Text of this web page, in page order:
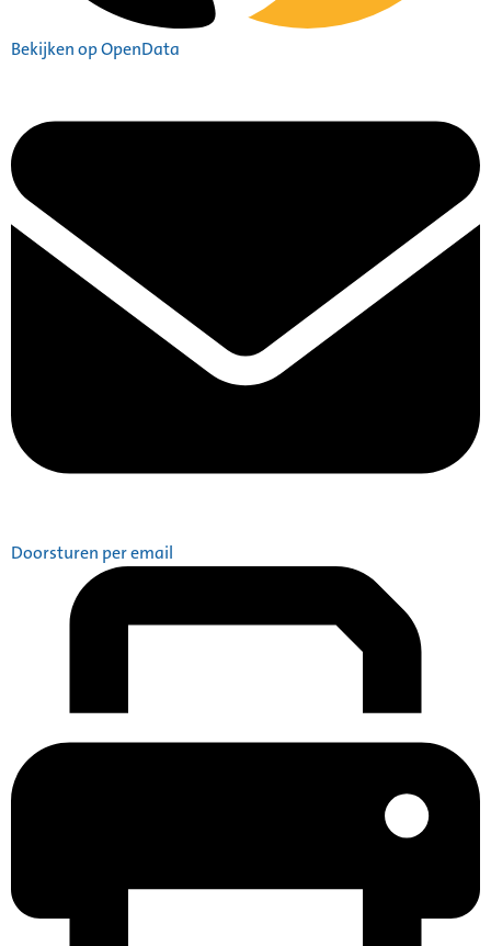
Bekijken op OpenData
Doorsturen per email